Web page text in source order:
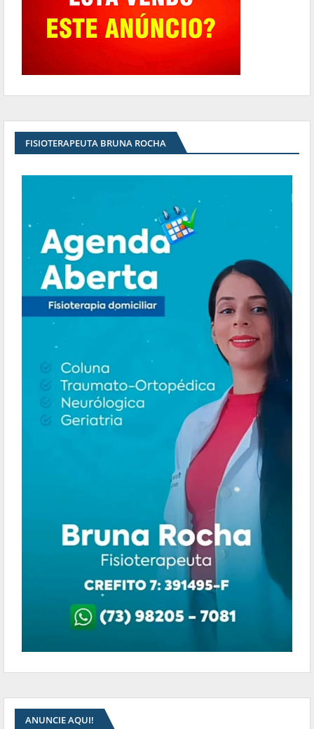
FISIOTERAPEUTA BRUNA ROCHA
ANUNCIE AQUI!